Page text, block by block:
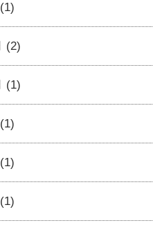
(1)
(2)
(1)
(1)
(1)
(1)